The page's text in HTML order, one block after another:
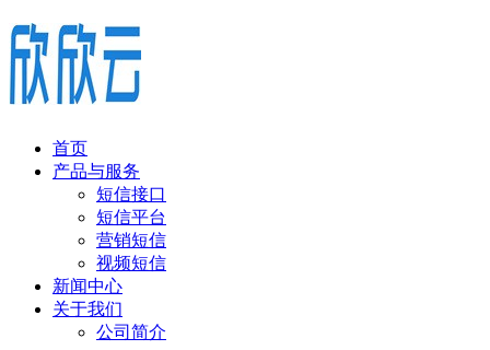
首页
产品与服务
短信接口
短信平台
营销短信
视频短信
新闻中心
关于我们
公司简介